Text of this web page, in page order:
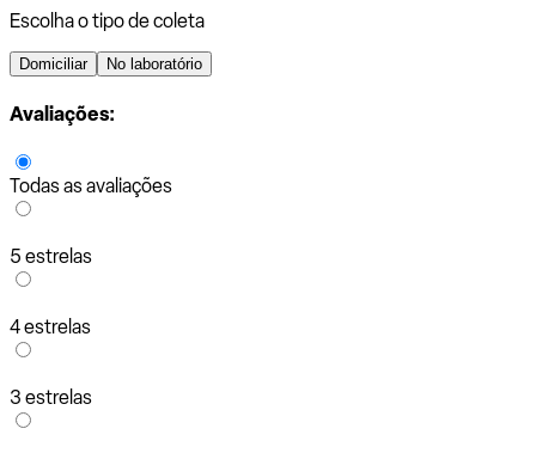
Escolha o tipo de coleta
Domiciliar No laboratório
Avaliações:
Todas as avaliações
5 estrelas
4 estrelas
3 estrelas